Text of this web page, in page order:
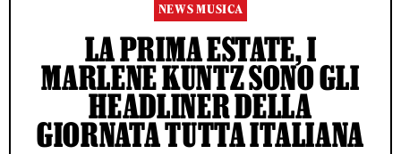
NEWS MUSICA
LA PRIMA ESTATE, I
MARLENE KUNTZ SONO GLI
HEADLINER DELLA
GIORNATA TUTTA ITALIANA